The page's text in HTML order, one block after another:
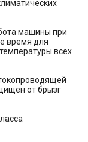
машины при
время для
всех
от брызг